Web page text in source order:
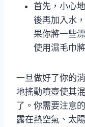
首先，小心
後再加入水
果你將一些
使用濕毛巾
一旦做好了你的
地搖動噴壺使其
了。你需要注意
露在熱空氣、太